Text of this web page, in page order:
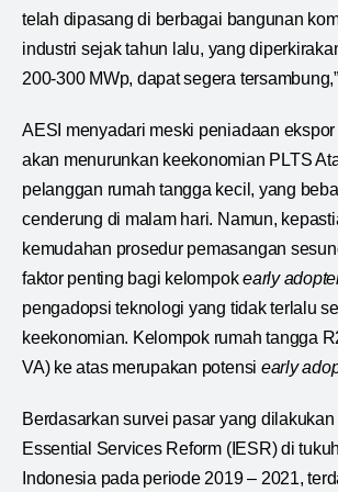
telah dipasang di berbagai bangunan
industri sejak tahun lalu, yang
200-300 MWp, dapat segera
AESI menyadari meski peniadaan
akan menurunkan keekonomian PLTS
pelanggan rumah tangga kecil, yang
cenderung di malam hari. Namun,
kemudahan prosedur pemasangan
faktor penting bagi kelompokearly
pengadopsi teknologi yang tidak terlalu
keekonomian. Kelompok rumah tangga
VA) ke atas merupakan potensi early
Berdasarkan survei pasar yang dilakukan
Essential Services Reform (IESR) di
Indonesia pada periode 2019 – 2021,